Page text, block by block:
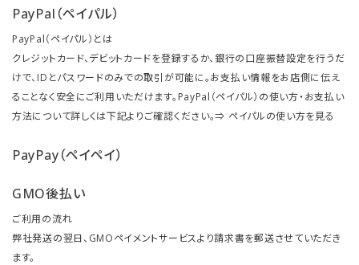
PayPal（ペイパル）
PayPal（ペイパル）とは
クレジットカード、デビットカードを登録するか、銀行の口座振替設定を行うだ
けで、IDとパスワードのみでの取引が可能に。お支払い情報をお店側に伝え
ることなく安全にご利用いただけます。PayPal（ペイパル）の使い方・お支払い
方法について詳しくは下記よりご確認ください。⇒ ペイパルの使い方を見る
PayPay（ペイペイ）
GMO後払い
ご利用の流れ
弊社発送の翌日、GMOペイメントサービスより請求書を郵送させていただき
ます。